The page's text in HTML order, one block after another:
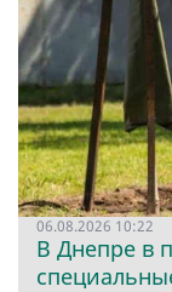
06.08.2026 10:22
В Днепре в